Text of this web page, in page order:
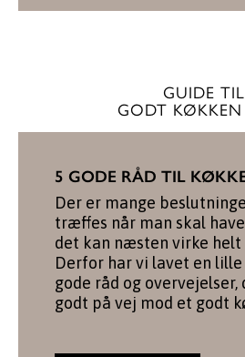
GUIDE TIL
GODT KØKKEN
5 GODE RÅD TIL
Der er mange
træffes når man skal
det kan næsten virke
Derfor har vi lavet en lille
gode råd og
godt på vej mod et godt